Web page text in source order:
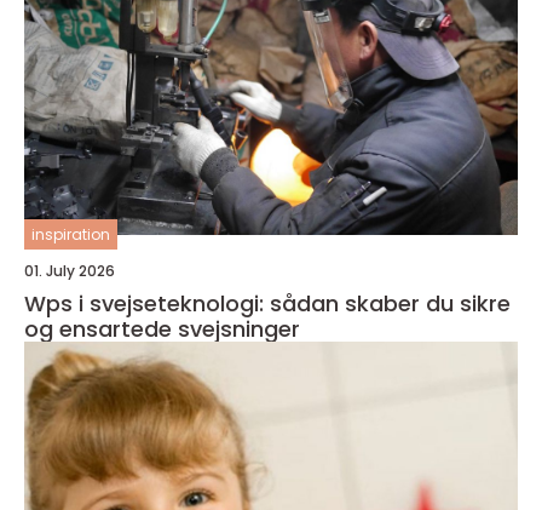
inspiration
01. July 2026
Wps i svejseteknologi: sådan skaber du sikre
og ensartede svejsninger